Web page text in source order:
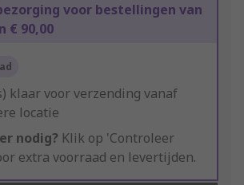
voor bestellingen van
€ 90,00
klaar voor verzending vanaf
locatie
nodig? Klik op 'Controleer
extra voorraad en levertijden.